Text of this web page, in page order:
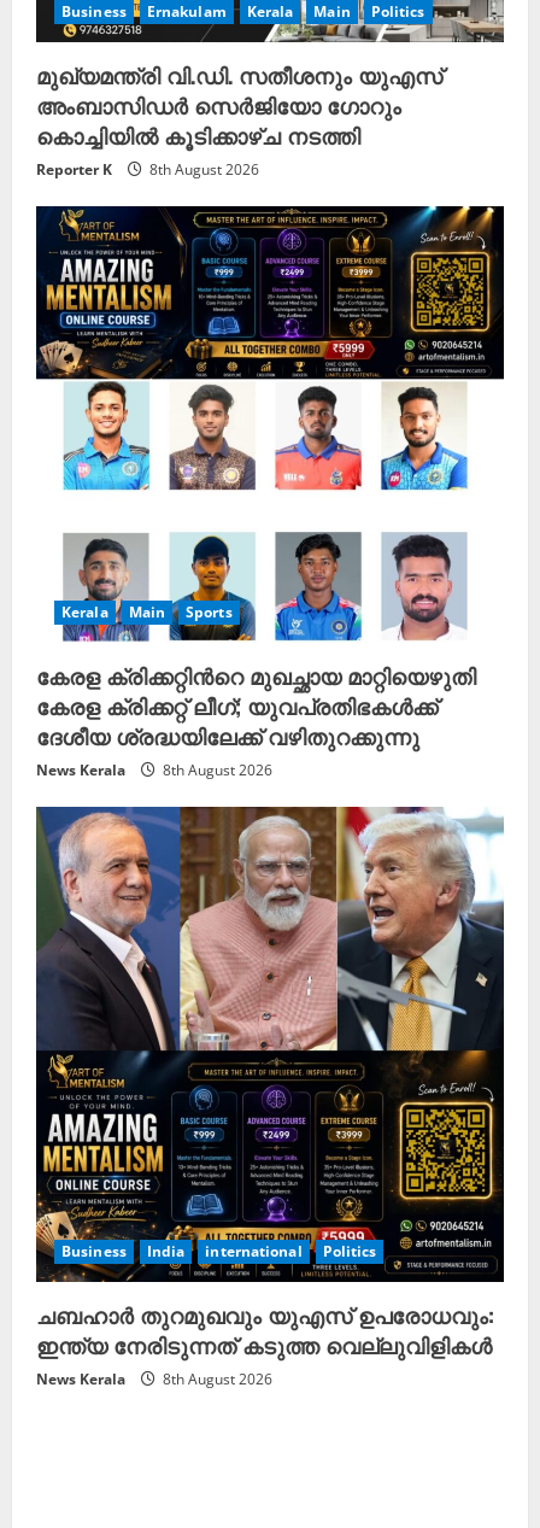
Business Ernakulam Kerala Main Politics
മുഖ്യമന്ത്രി വി.ഡി. സതീശനും യുഎസ്
അംബാസിഡർ സെർജിയോ ഗോറും
കൊച്ചിയിൽ കൂടിക്കാഴ്ച നടത്തി
Reporter K 8th August 2026
Kerala Main Sports
കേരള ക്രിക്കറ്റിന്‍റെ മുഖച്ഛായ മാറ്റിയെഴുതി
കേരള ക്രിക്കറ്റ് ലീഗ്; യുവപ്രതിഭകൾക്ക്
ദേശീയ ശ്രദ്ധയിലേക്ക് വഴിതുറക്കുന്നു
News Kerala 8th August 2026
Business India international Politics
ചബഹാർ തുറമുഖവും യുഎസ് ഉപരോധവും:
ഇന്ത്യ നേരിടുന്നത് കടുത്ത വെല്ലുവിളികൾ
News Kerala 8th August 2026